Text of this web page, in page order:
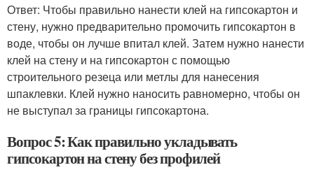
Ответ: Чтобы правильно нанести клей на гипсокартон и
стену, нужно предварительно промочить гипсокартон в
воде, чтобы он лучше впитал клей. Затем нужно нанести
клей на стену и на гипсокартон с помощью
строительного резеца или метлы для нанесения
шпаклевки. Клей нужно наносить равномерно, чтобы он
не выступал за границы гипсокартона.
Вопрос 5: Как правильно укладывать
гипсокартон на стену без профилей